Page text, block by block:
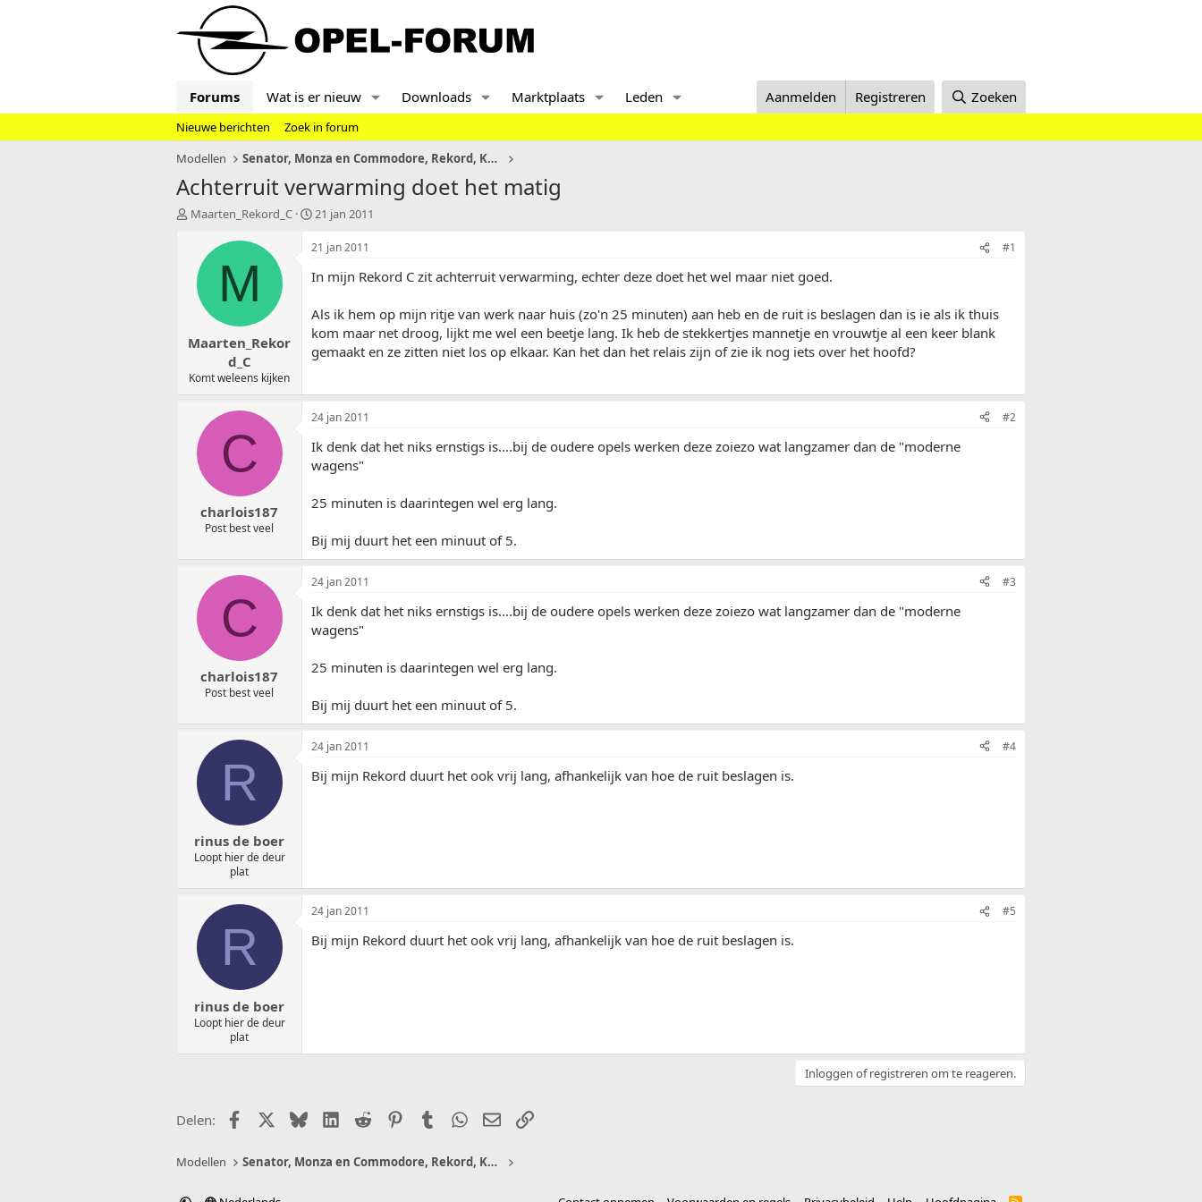
Forums Wat is er nieuw Downloads Marktplaats Leden Aanmelden Registreren Zoeken
Nieuwe berichten
Zoek in forum
Modellen
Senator, Monza en Commodore, Rekord, KAD
Achterruit verwarming doet het matig
T
r
e
Maarten_Rekord_C
S
a
t
a
u
m
21 jan 2011
M
Maarten_Rekor
d_C
Komt weleens kijken
21 jan 2011 #1
In mijn Rekord C zit achterruit verwarming, echter deze doet het wel maar niet goed.
Als ik hem op mijn ritje van werk naar huis (zo'n 25 minuten) aan heb en de ruit is beslagen dan is ie als ik thuis
kom maar net droog, lijkt me wel een beetje lang. Ik heb de stekkertjes mannetje en vrouwtje al een keer blank
gemaakt en ze zitten niet los op elkaar. Kan het dan het relais zijn of zie ik nog iets over het hoofd?
C
charlois187
Post best veel
24 jan 2011 #2
Ik denk dat het niks ernstigs is....bij de oudere opels werken deze zoiezo wat langzamer dan de "moderne
wagens"
25 minuten is daarintegen wel erg lang.
Bij mij duurt het een minuut of 5.
C
charlois187
Post best veel
24 jan 2011 #3
Ik denk dat het niks ernstigs is....bij de oudere opels werken deze zoiezo wat langzamer dan de "moderne
wagens"
25 minuten is daarintegen wel erg lang.
Bij mij duurt het een minuut of 5.
R
rinus de boer
Loopt hier de deur
plat
24 jan 2011 #4
Bij mijn Rekord duurt het ook vrij lang, afhankelijk van hoe de ruit beslagen is.
R
rinus de boer
Loopt hier de deur
plat
24 jan 2011 #5
Bij mijn Rekord duurt het ook vrij lang, afhankelijk van hoe de ruit beslagen is.
Inloggen of registreren om te reageren.
Delen: FacebookX (Twitter)
BlueskyLinkedIn
Reddit PinterestTumblr WhatsApp
E-mailLink
Modellen Senator, Monza en Commodore, Rekord, KAD